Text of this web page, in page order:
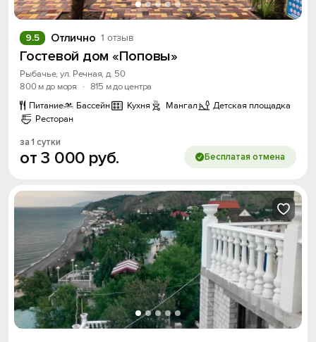
Отлично 1 отзыв
9.5
Гостевой дом «Поповы»
Рыбачье, ул. Речная, д. 50
800 м до моря
· 815 м до центра
Питание
Бассейн Кухня Мангал
Детская площадка
Ресторан
за 1 сутки
от3 000 руб. Бесплатая отмена